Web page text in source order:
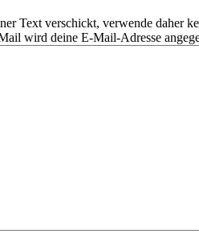
Text verschickt, verwende daher
wird deine E-Mail-Adresse